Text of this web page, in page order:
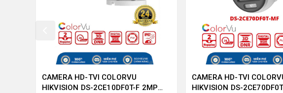
CAMERA HD-TVI COLORVU
HIKVISION DS-2CE10DF0T-F 2MP
CAMERA HD-TVI
HIKVISION DS-